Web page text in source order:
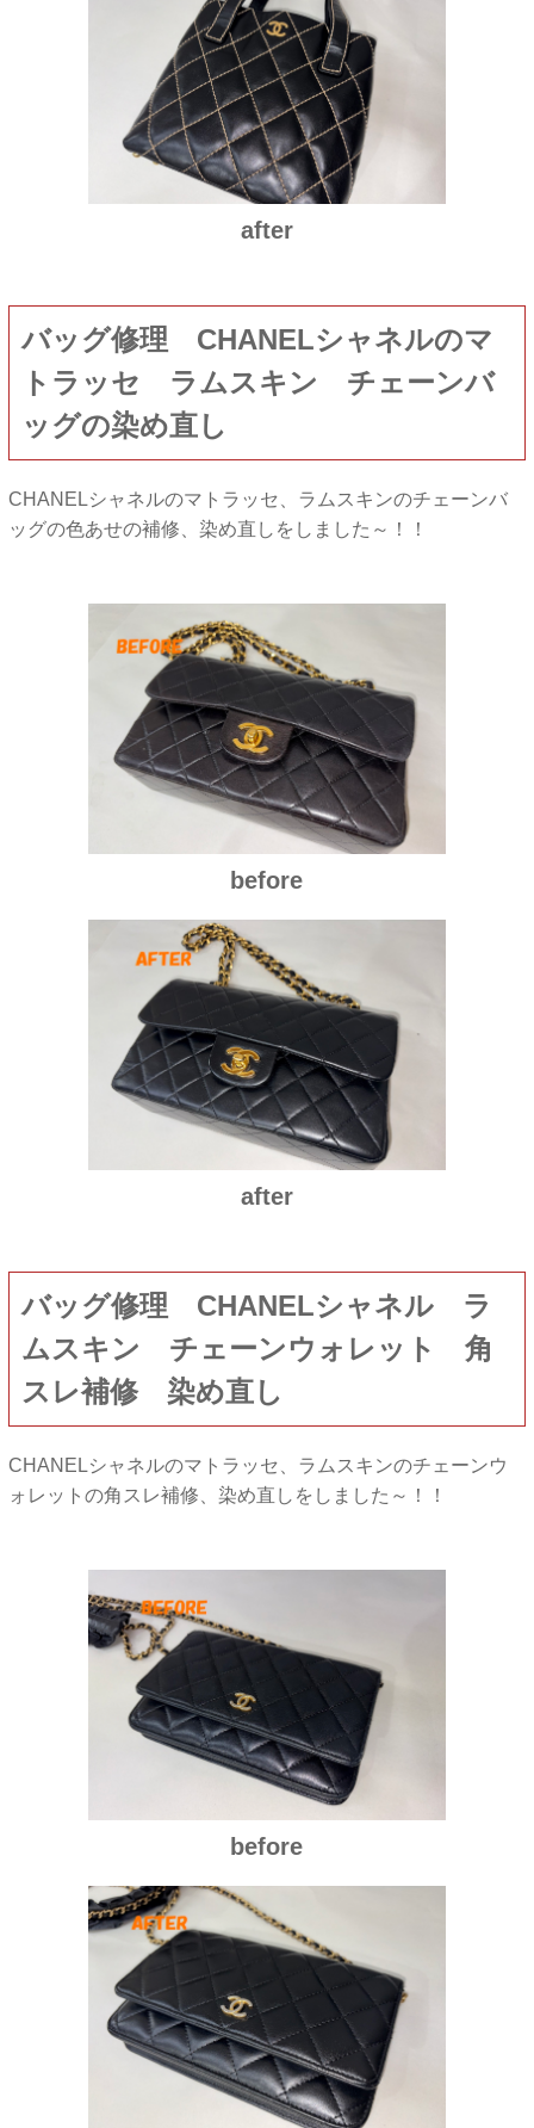
after
バッグ修理 CHANELシャネルのマ
トラッセ ラムスキン チェーンバ
ッグの染め直し
CHANELシャネルのマトラッセ、ラムスキンのチェーンバ
ッグの色あせの補修、染め直しをしました～！！
before
after
バッグ修理 CHANELシャネル ラ
ムスキン チェーンウォレット 角
スレ補修 染め直し
CHANELシャネルのマトラッセ、ラムスキンのチェーンウ
ォレットの角スレ補修、染め直しをしました～！！
before